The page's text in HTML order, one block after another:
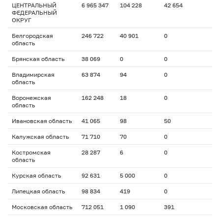
ЦЕНТРАЛЬНЫЙ
ФЕДЕРАЛЬНЫЙ
ОКРУГ
6 965 347 104 228 42 654
Белгородская
область
246 722 40 901 0
Брянская область 38 069 0 0
Владимирская
область
63 874 94 0
Воронежская
область
162 248 18 0
Ивановская область 41 065 98 50
Калужская область 71 710 70 0
Костромская
область
28 287 6 0
Курская область 92 631 5 000 0
Липецкая область 98 834 419 0
Московская область 712 051 1 090 391